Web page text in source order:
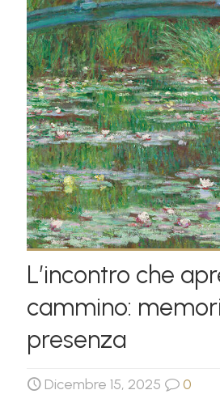
L’incontro che
cammino:
presenza
Dicembre 15, 2025 0